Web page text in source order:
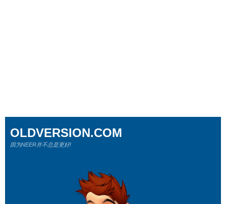
OLDVERSION.COM
因为NEER并不总是更好!